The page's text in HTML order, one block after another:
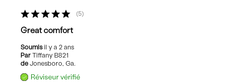
5
Great comfort
Soumisil y a 2 ans
Par Tiffany B821
de Jonesboro, Ga.
Réviseur vérifié